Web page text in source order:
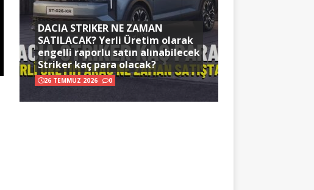
DACIA STRIKER NE ZAMAN
SATILACAK? Yerli Üretim olarak
engelli raporlu satın alınabilecek
Striker kaç para olacak?
26 TEMMUZ 2026 0